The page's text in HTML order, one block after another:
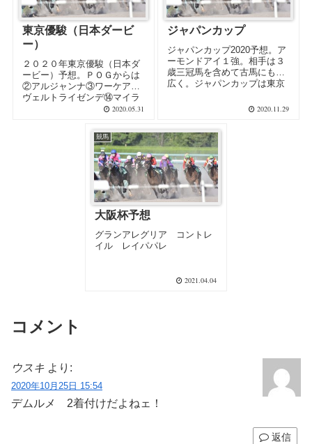
東京優駿（日本ダービ
ー）
２０２０年東京優駿（日本ダ
ービー）予想。ＰＯＧからは
②アルジャンナ③ワーケア⑥
ヴェルトライゼンデ⑭マイラ
プソディ⑮サトノフラッグが
難しそう。２強以外は甲乙つ
けがたく？３番手は手広く。
注目は⑰ヴァルコス⑱ウイン
カーネリアンの外枠２頭。
2020.05.31
ジャパンカップ
ジャパンカップ2020予想。ア
ーモンドアイ１強。相手は３
歳三冠馬を含めて古馬にも手
広く。ジャパンカップは東京
2020.11.29
競馬
大阪杯予想
グランアレグリア コントレ
イル レイパパレ
2021.04.04
コメント
ウスキ より:
2020年10月25日 15:54
デムルメ 2着付けだよねェ！
返信